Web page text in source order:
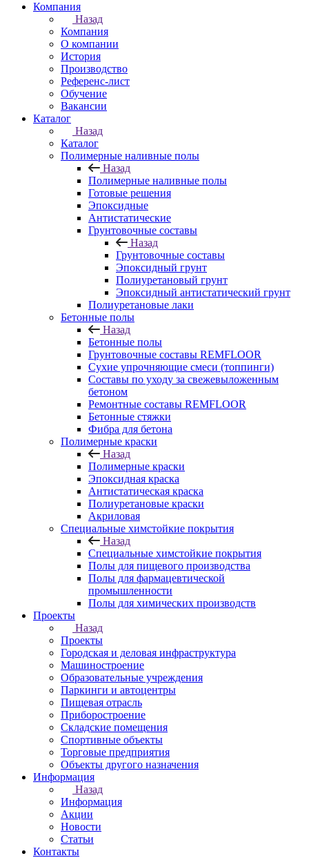
Компания
Назад
Компания
О компании
История
Производство
Референс-лист
Обучение
Вакансии
Каталог
Назад
Каталог
Полимерные наливные полы
Назад
Полимерные наливные полы
Готовые решения
Эпоксидные
Антистатические
Грунтовочные составы
Назад
Грунтовочные составы
Эпоксидный грунт
Полиуретановый грунт
Эпоксидный антистатический грунт
Полиуретановые лаки
Бетонные полы
Назад
Бетонные полы
Грунтовочные составы REMFLOOR
Сухие упрочняющие смеси (топпинги)
Составы по уходу за свежевыложенным
бетоном
Ремонтные составы REMFLOOR
Бетонные стяжки
Фибра для бетона
Полимерные краски
Назад
Полимерные краски
Эпоксидная краска
Антистатическая краска
Полиуретановые краски
Акриловая
Специальные химстойкие покрытия
Назад
Специальные химстойкие покрытия
Полы для пищевого производства
Полы для фармацевтической
промышленности
Полы для химических производств
Проекты
Назад
Проекты
Городская и деловая инфраструктура
Машиностроение
Образовательные учреждения
Паркинги и автоцентры
Пищевая отрасль
Приборостроение
Складские помещения
Спортивные объекты
Торговые предприятия
Объекты другого назначения
Информация
Назад
Информация
Акции
Новости
Статьи
Контакты